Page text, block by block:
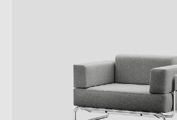
ALLE PRODUKTE
Magazin